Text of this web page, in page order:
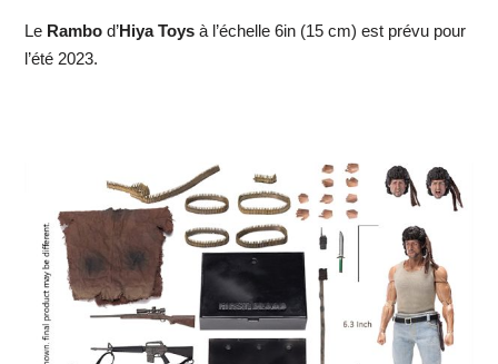
Le Rambod’Hiya Toysà l’échelle 6in (15 cm) est prévu pour
l’été 2023.